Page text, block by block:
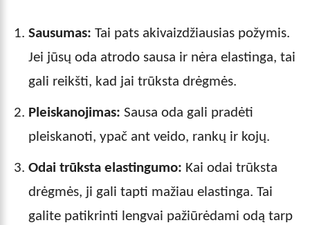
Sausumas: Tai pats akivaizdžiausias požymis.
Jei jūsų oda atrodo sausa ir nėra elastinga, tai
gali reikšti, kad jai trūksta drėgmės.
Pleiskanojimas: Sausa oda gali pradėti
pleiskanoti, ypač ant veido, rankų ir kojų.
Odai trūksta elastingumo: Kai odai trūksta
drėgmės, ji gali tapti mažiau elastinga. Tai
galite patikrinti lengvai pažiūrėdami odą tarp